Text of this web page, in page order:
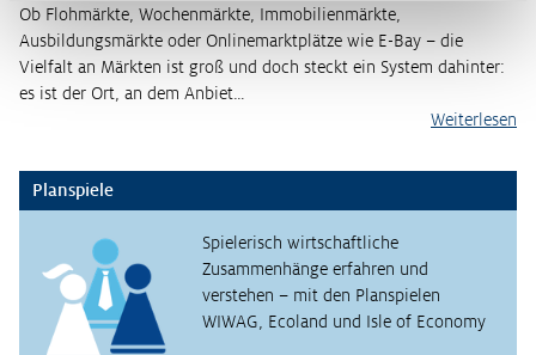
Ob Flohmärkte, Wochenmärkte, Immobilienmärkte,
Ausbildungsmärkte oder Onlinemarktplätze wie E-Bay – die
Vielfalt an Märkten ist groß und doch steckt ein System dahinter:
es ist der Ort, an dem Anbiet…
Weiterlesen
Planspiele
Spielerisch wirtschaftliche
Zusammenhänge erfahren und
verstehen – mit den Planspielen
WIWAG, Ecoland und Isle of Economy